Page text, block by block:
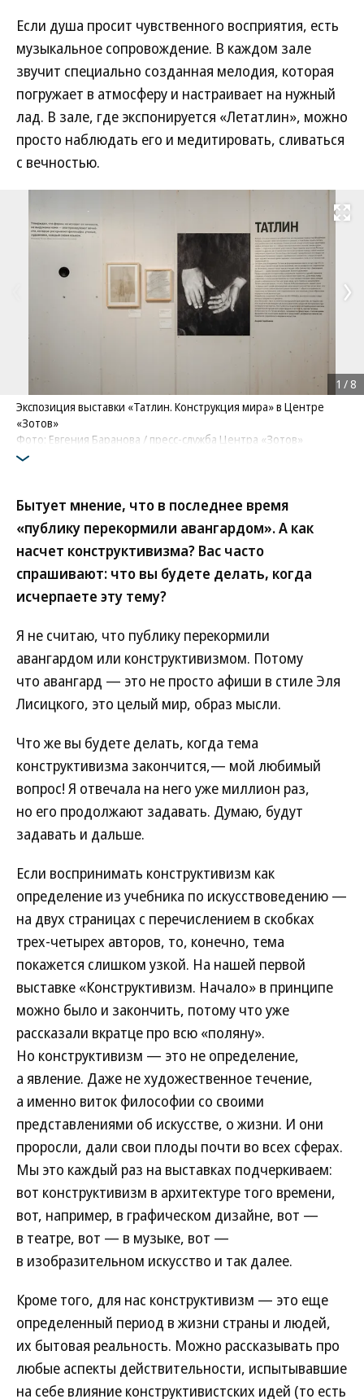
Если душа просит чувственного восприятия, есть
музыкальное сопровождение. В каждом зале
звучит специально созданная мелодия, которая
погружает в атмосферу и настраивает на нужный
лад. В зале, где экспонируется «Летатлин», можно
просто наблюдать его и медитировать, сливаться
с вечностью.
Развернуть
Экспозиция выставки «Татлин. Конструкция мира» в Центре
«Зотов»
Фото: Евгения Баранова / пресс-служба Центра «Зотов»
1 / 8
Бытует мнение, что в последнее время
«публику перекормили авангардом». А как
насчет конструктивизма? Вас часто
спрашивают: что вы будете делать, когда
исчерпаете эту тему?
Я не считаю, что публику перекормили
авангардом или конструктивизмом. Потому
что авангард — это не просто афиши в стиле Эля
Лисицкого, это целый мир, образ мысли.
Что же вы будете делать, когда тема
конструктивизма закончится,— мой любимый
вопрос! Я отвечала на него уже миллион раз,
но его продолжают задавать. Думаю, будут
задавать и дальше.
Если воспринимать конструктивизм как
определение из учебника по искусствоведению —
на двух страницах с перечислением в скобках
трех-четырех авторов, то, конечно, тема
покажется слишком узкой. На нашей первой
выставке «Конструктивизм. Начало» в принципе
можно было и закончить, потому что уже
рассказали вкратце про всю «поляну».
Но конструктивизм — это не определение,
а явление. Даже не художественное течение,
а именно виток философии со своими
представлениями об искусстве, о жизни. И они
проросли, дали свои плоды почти во всех сферах.
Мы это каждый раз на выставках подчеркиваем:
вот конструктивизм в архитектуре того времени,
вот, например, в графическом дизайне, вот —
в театре, вот — в музыке, вот —
в изобразительном искусство и так далее.
Кроме того, для нас конструктивизм — это еще
определенный период в жизни страны и людей,
их бытовая реальность. Можно рассказывать про
любые аспекты действительности, испытывавшие
на себе влияние конструктивистских идей (то есть